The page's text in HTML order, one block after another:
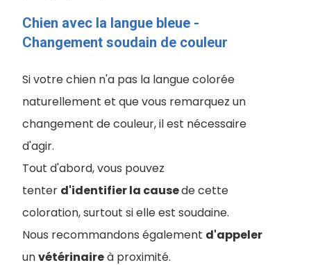
Chien avec la langue bleue -
Changement soudain de couleur
Si votre chien n'a pas la langue colorée
naturellement et que vous remarquez un
changement de couleur, il est nécessaire
d'agir.
Tout d'abord, vous pouvez
tenter d'identifier la causede cette
coloration, surtout si elle est soudaine.
Nous recommandons également d'appeler
unvétérinaireà proximité.